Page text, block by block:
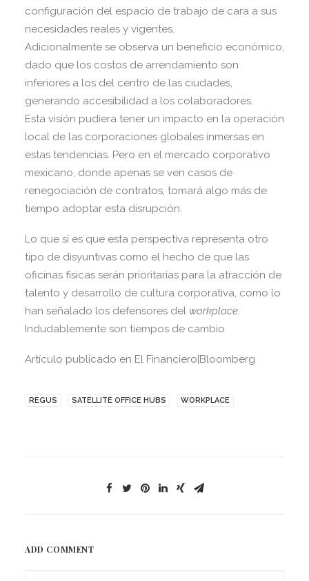
configuración del espacio de trabajo de cara a sus
necesidades reales y vigentes.
Adicionalmente se observa un beneficio económico,
dado que los costos de arrendamiento son
inferiores a los del centro de las ciudades,
generando accesibilidad a los colaboradores.
Esta visión pudiera tener un impacto en la operación
local de las corporaciones globales inmersas en
estas tendencias. Pero en el mercado corporativo
mexicano, donde apenas se ven casos de
renegociación de contratos, tomará algo más de
tiempo adoptar esta disrupción.
Lo que sí es que esta perspectiva representa otro
tipo de disyuntivas como el hecho de que las
oficinas físicas serán prioritarias para la atracción de
talento y desarrollo de cultura corporativa, como lo
han señalado los defensores del workplace.
Indudablemente son tiempos de cambio.
Artículo publicado en El Financiero|Bloomberg
REGUS SATELLITE OFFICE HUBS WORKPLACE
ADD COMMENT